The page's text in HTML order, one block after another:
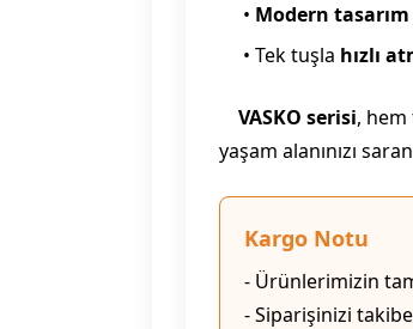
• Modern tasarım
• Tek tuşla hızlı
VASKO serisi,
yaşam alanınızı saran
Kargo Notu
- Ürünlerimizin
- Siparişinizi